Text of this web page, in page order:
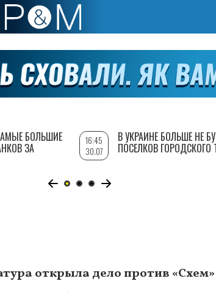
открыла дело против «Схем»
БОЛЬШИЕ
ЗА
16:45
30.07
В УКРАИНЕ БОЛЬШЕ НЕ
ПОСЕЛКОВ ГОРОДСКОГО